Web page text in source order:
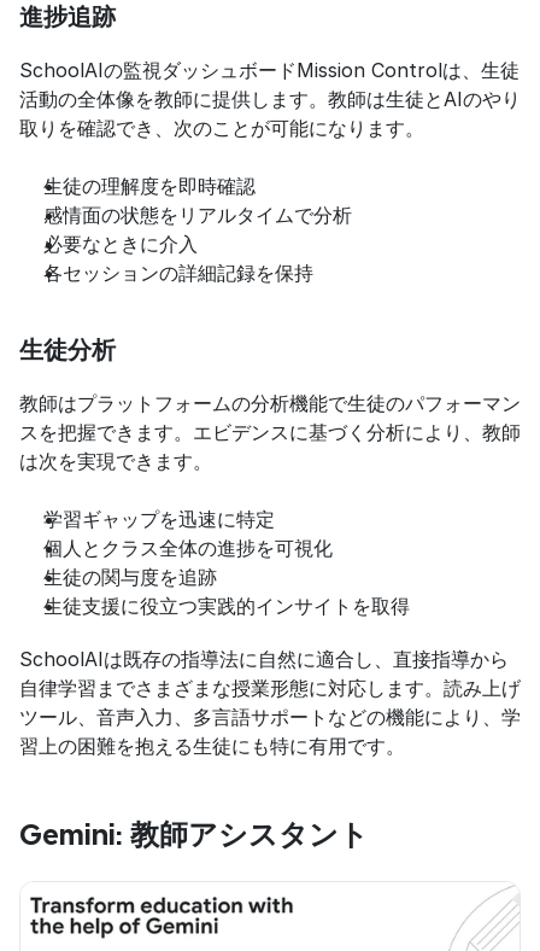
進捗追跡
SchoolAIの監視ダッシュボードMission Controlは、生徒
活動の全体像を教師に提供します。教師は生徒とAIのやり
取りを確認でき、次のことが可能になります。
生徒の理解度を即時確認
感情面の状態をリアルタイムで分析
必要なときに介入
各セッションの詳細記録を保持
生徒分析
教師はプラットフォームの分析機能で生徒のパフォーマン
スを把握できます。エビデンスに基づく分析により、教師
は次を実現できます。
学習ギャップを迅速に特定
個人とクラス全体の進捗を可視化
生徒の関与度を追跡
生徒支援に役立つ実践的インサイトを取得
SchoolAIは既存の指導法に自然に適合し、直接指導から
自律学習までさまざまな授業形態に対応します。読み上げ
ツール、音声入力、多言語サポートなどの機能により、学
習上の困難を抱える生徒にも特に有用です。
Gemini: 教師アシスタント